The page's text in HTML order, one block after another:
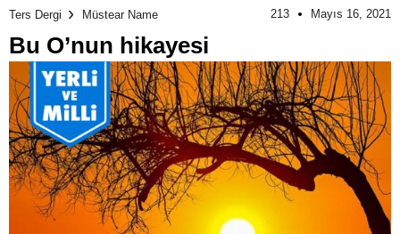
Ters Dergi Müstear Name 213 Mayıs 16, 2021
Bu O’nun hikayesi